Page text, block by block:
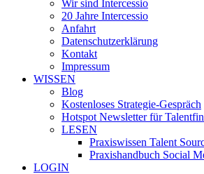
Wir sind Intercessio
20 Jahre Intercessio
Anfahrt
Datenschutzerklärung
Kontakt
Impressum
WISSEN
Blog
Kostenloses Strategie-Gespräch
Hotspot Newsletter für
LESEN
Praxiswissen Talent
Praxishandbuch Social
LOGIN